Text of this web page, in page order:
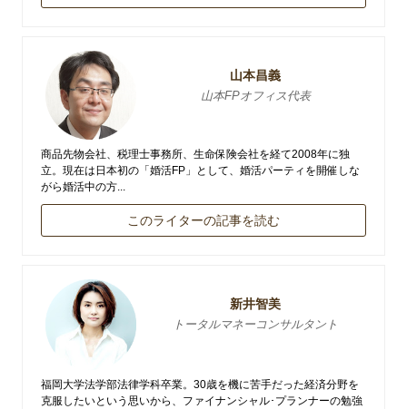
山本昌義
山本FPオフィス代表
商品先物会社、税理士事務所、生命保険会社を経て2008年に独
立。現在は日本初の「婚活FP」として、婚活パーティを開催しな
がら婚活中の方...
このライターの記事を読む
新井智美
トータルマネーコンサルタント
福岡大学法学部法律学科卒業。30歳を機に苦手だった経済分野を
克服したいという思いから、ファイナンシャル･プランナーの勉強